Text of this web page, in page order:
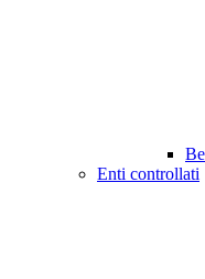
Enti controllati